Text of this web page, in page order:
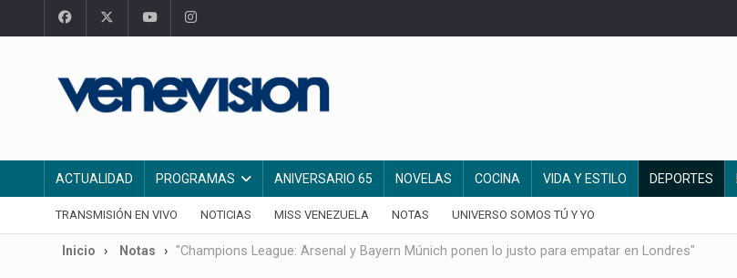
ACTUALIDAD PROGRAMAS ANIVERSARIO 65 NOVELAS COCINA VIDA Y ESTILO DEPORTES
TRANSMISIÓN EN VIVO NOTICIAS MISS VENEZUELA NOTAS UNIVERSO SOMOS TÚ Y YO
Inicio Notas "Champions League: Arsenal y Bayern Múnich ponen lo justo para empatar en Londres"